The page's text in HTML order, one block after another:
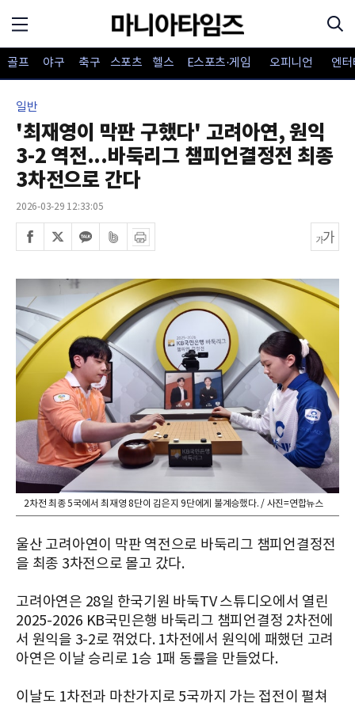
골프 야구 축구 스포츠 헬스 E스포츠·게임 오피니언 엔
일반
'최재영이 막판 구했다' 고려아연, 원익
3-2 역전...바둑리그 챔피언결정전 최종
3차전으로 간다
2026-03-29 12:33:05
2차전 최종 5국에서 최재영 8단이 김은지 9단에게 불계승했다. / 사진=연합뉴스
울산 고려아연이 막판 역전으로 바둑리그 챔피언결정전
을 최종 3차전으로 몰고 갔다.
고려아연은 28일 한국기원 바둑TV 스튜디오에서 열린
2025-2026 KB국민은행 바둑리그 챔피언결정 2차전에
서 원익을 3-2로 꺾었다. 1차전에서 원익에 패했던 고려
아연은 이날 승리로 1승 1패 동률을 만들었다.
이날도 1차전과 마찬가지로 5국까지 가는 접전이 펼쳐